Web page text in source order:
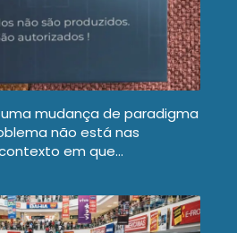
mudança de paradigma
não está nas
em que…